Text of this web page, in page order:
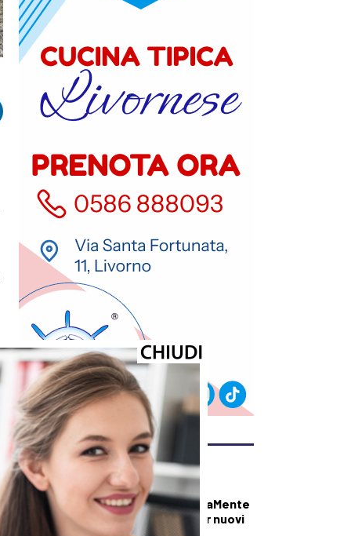
ULTIMI ARTICOLI
CULTURA ED EVENTI
Carmignano: AttivaMente
cerca volontari per nuovi